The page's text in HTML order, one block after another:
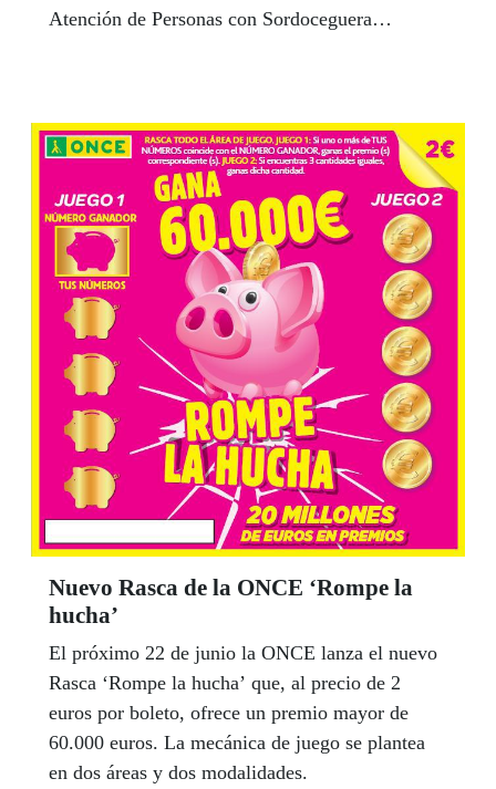
Atención de Personas con Sordoceguera
Nuevo Rasca de la ONCE ‘Rompe la
hucha’
El próximo 22 de junio la ONCE lanza el nuevo
Rasca ‘Rompe la hucha’ que, al precio de 2
euros por boleto, ofrece un premio mayor de
60.000 euros. La mecánica de juego se plantea
en dos áreas y dos modalidades.